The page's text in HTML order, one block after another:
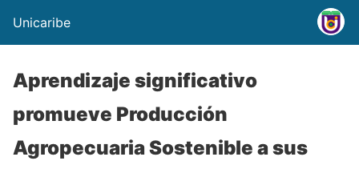
Unicaribe
Aprendizaje significativo
promueve Producción
Agropecuaria Sostenible a sus